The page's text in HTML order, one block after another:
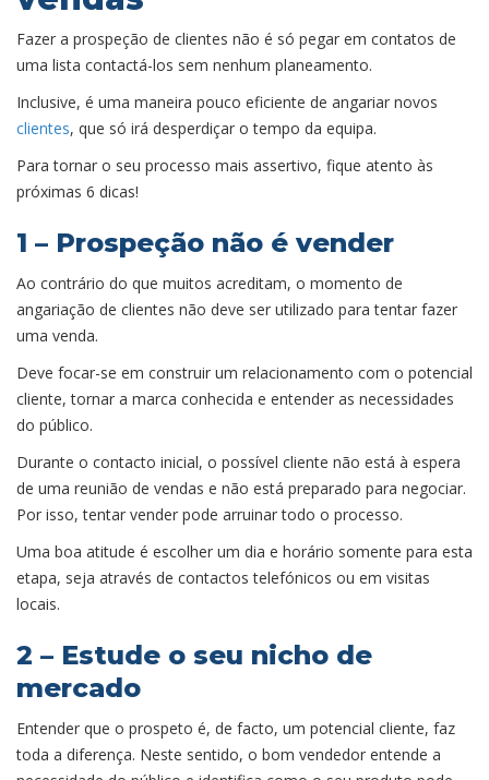
Fazer a prospeção de clientes não é só pegar em contatos de
uma lista contactá-los sem nenhum planeamento.
Inclusive, é uma maneira pouco eficiente de angariar novos
clientes, que só irá desperdiçar o tempo da equipa.
Para tornar o seu processo mais assertivo, fique atento às
próximas 6 dicas!
1 – Prospeção não é vender
Ao contrário do que muitos acreditam, o momento de
angariação de clientes não deve ser utilizado para tentar fazer
uma venda.
Deve focar-se em construir um relacionamento com o potencial
cliente, tornar a marca conhecida e entender as necessidades
do público.
Durante o contacto inicial, o possível cliente não está à espera
de uma reunião de vendas e não está preparado para negociar.
Por isso, tentar vender pode arruinar todo o processo.
Uma boa atitude é escolher um dia e horário somente para esta
etapa, seja através de contactos telefónicos ou em visitas
locais.
2 – Estude o seu nicho de
mercado
Entender que o prospeto é, de facto, um potencial cliente, faz
toda a diferença. Neste sentido, o bom vendedor entende a